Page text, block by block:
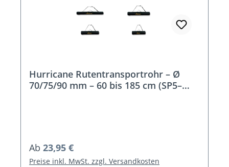
Hurricane Rutentransportrohr – Ø
70/75/90 mm – 60 bis 185 cm (SP5–
Regulärer Preis:
Ab 23,95 €
Preise inkl. MwSt. zzgl. Versandkosten